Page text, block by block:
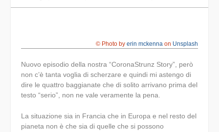
© Photo byerin mckenna on Unsplash
Nuovo episodio della nostra “CoronaStrunz Story”, però
non c’è tanta voglia di scherzare e quindi mi astengo di
dire le quattro baggianate che di solito arrivano prima del
testo “serio”, non ne vale veramente la pena.
La situazione sia in Francia che in Europa e nel resto del
pianeta non è che sia di quelle che si possono